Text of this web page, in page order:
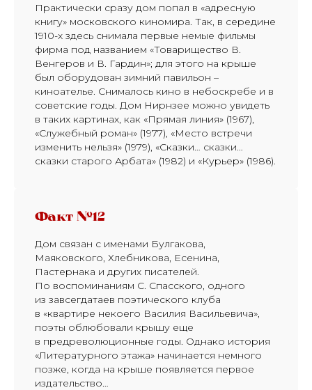
Практически сразу дом попал в «адресную
книгу» московского киномира. Так, в середине
1910-х здесь снимала первые немые фильмы
фирма под названием «Товарищество В.
Венгеров и В. Гардин»; для этого на крыше
был оборудован зимний павильон –
киноателье. Снималось кино в небоскребе и в
советские годы. Дом Нирнзее можно увидеть
в таких картинах, как «Прямая линия» (1967),
«Служебный роман» (1977), «Место встречи
изменить нельзя» (1979), «Сказки… сказки…
сказки старого Арбата» (1982) и «Курьер» (1986).
Факт №12
Дом связан с именами Булгакова,
Маяковского, Хлебникова, Есенина,
Пастернака и других писателей.
По воспоминаниям С. Спасского, одного
из завсегдатаев поэтического клуба
в «квартире некоего Василия Васильевича»,
поэты облюбовали крышу еще
в предреволюционные годы. Однако история
«Литературного этажа» начинается немного
позже, когда на крыше появляется первое
издательство…